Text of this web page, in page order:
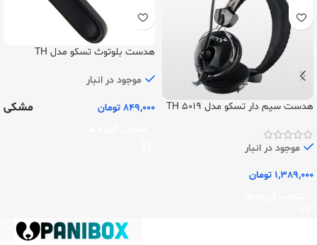
هدست سیم دار تسکو مدل TH 5019
موجود در انبار
1,389,000 تومان
هدست بلوتوث تسکو مدل TH
موجود در انبار
849,000 تومان مشکی